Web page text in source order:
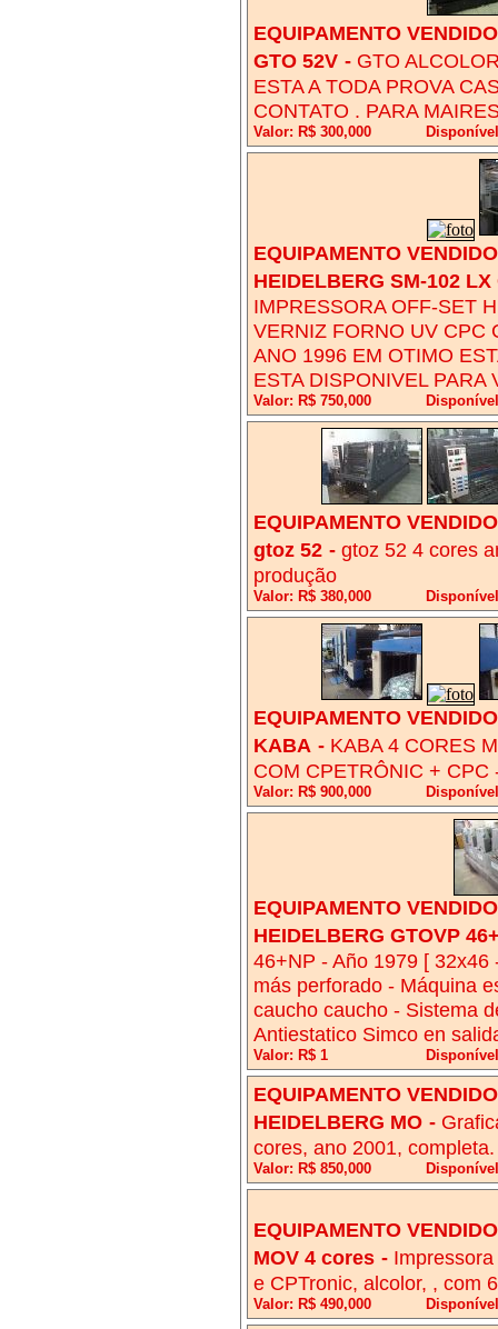
EQUIPAMENTO
GTO 52V - GTO
ESTA A TODA PROVA
CONTATO . PARA
Valor: R$ 300,000
EQUIPAMENTO
HEIDELBERG SM-102
IMPRESSORA OFF-SET
VERNIZ FORNO UV CPC
ANO 1996 EM OTIMO
ESTA DISPONIVEL PARA
Valor: R$ 750,000
EQUIPAMENTO
gtoz 52 - gtoz 52 4 cores
produção
Valor: R$ 380,000
EQUIPAMENTO
KABA - KABA 4 CORES
COM CPETRÔNIC + CPC
Valor: R$ 900,000
EQUIPAMENTO
HEIDELBERG GTOVP
46+NP - Año 1979 [
más perforado - Máquina
caucho caucho - Sistema
Antiestatico Simco en
Valor: R$ 1
EQUIPAMENTO
HEIDELBERG MO -
cores, ano 2001, completa.
Valor: R$ 850,000
EQUIPAMENTO
MOV 4 cores -
e CPTronic, alcolor, , com
Valor: R$ 490,000